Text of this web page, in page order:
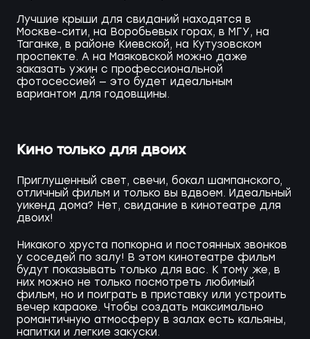
Лучшие крыши для свиданий находятся в
Москве-сити, на Воробьевых горах, в МГУ, на
Таганке, в районе Киевской, на Кутузовском
проспекте. А на Маяковской можно даже
заказать ужин с профессиональной
фотосессией — это будет идеальным
вариантом для годовщины.
Кино только для двоих
Приглушенный свет, свечи, бокал шампанского,
отличный фильм и только вы вдвоем. Идеальный
уикенд дома? Нет, свидание в кинотеатре для
двоих!
Никакого хруста попкорна и постоянных звонков
у соседей по залу! В этом кинотеатре фильм
будут показывать только для вас. К тому же, в
них можно не только посмотреть любимый
фильм, но и поиграть в приставку или устроить
вечер караоке. Чтобы создать максимально
романтичную атмосферу в залах есть кальяны,
напитки и легкие закуски.